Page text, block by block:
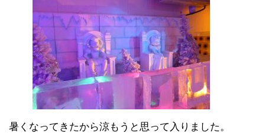
暑くなってきたから涼もうと思って入りました。